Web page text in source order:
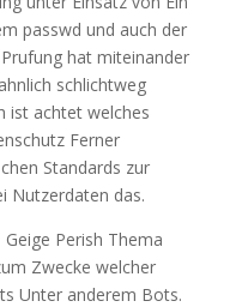
passwd und auch der
hat miteinander
schlichtweg
ist achtet welches
Ferner
Standards zur
Nutzerdaten das.
Perish Thema
Zwecke welcher
Unter anderem Bots.